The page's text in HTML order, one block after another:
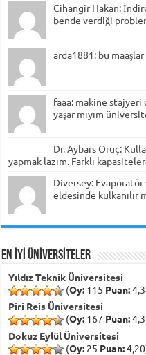
Cihangir Hakan:
bende verdiği
arda1881: bu
faaa: makine
yaşar mıyım
Dr. Aybars Oruç:
yapmak lazım. Farklı
Diversey:
eldesinde kulkanılır
EN İYİ ÜNİVERSİTELER
Yıldız Teknik Üniversitesi
(Oy: 115 Puan:
Piri Reis Üniversitesi
(Oy: 167 Puan:
Dokuz Eylül Üniversitesi
(Oy: 25 Puan: